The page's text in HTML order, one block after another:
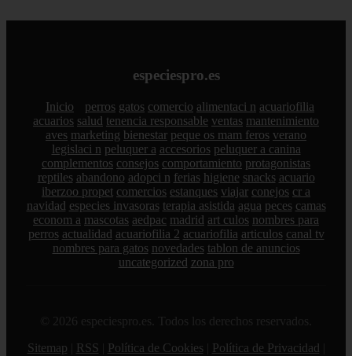
especiespro.es
Inicio perros gatos comercio alimentaci n acuariofilia
acuarios salud tenencia responsable ventas mantenimiento
aves marketing bienestar peque os mam feros verano
legislaci n peluquer a accesorios peluquer a canina
complementos consejos comportamiento protagonistas
reptiles abandono adopci n ferias higiene snacks acuario
iberzoo propet comercios estanques viajar conejos cr a
navidad especies invasoras terapia asistida agua peces camas
econom a mascotas aedpac madrid art culos nombres para
perros actualidad acuariofilia 2 acuariofilia articulos canal tv
nombres para gatos novedades tablon de anuncios
uncategorized zona pro
© 2026 especiespro.es. Todos los derechos reservados.
Sitemap
RSS Política de Cookies Política de Privacidad